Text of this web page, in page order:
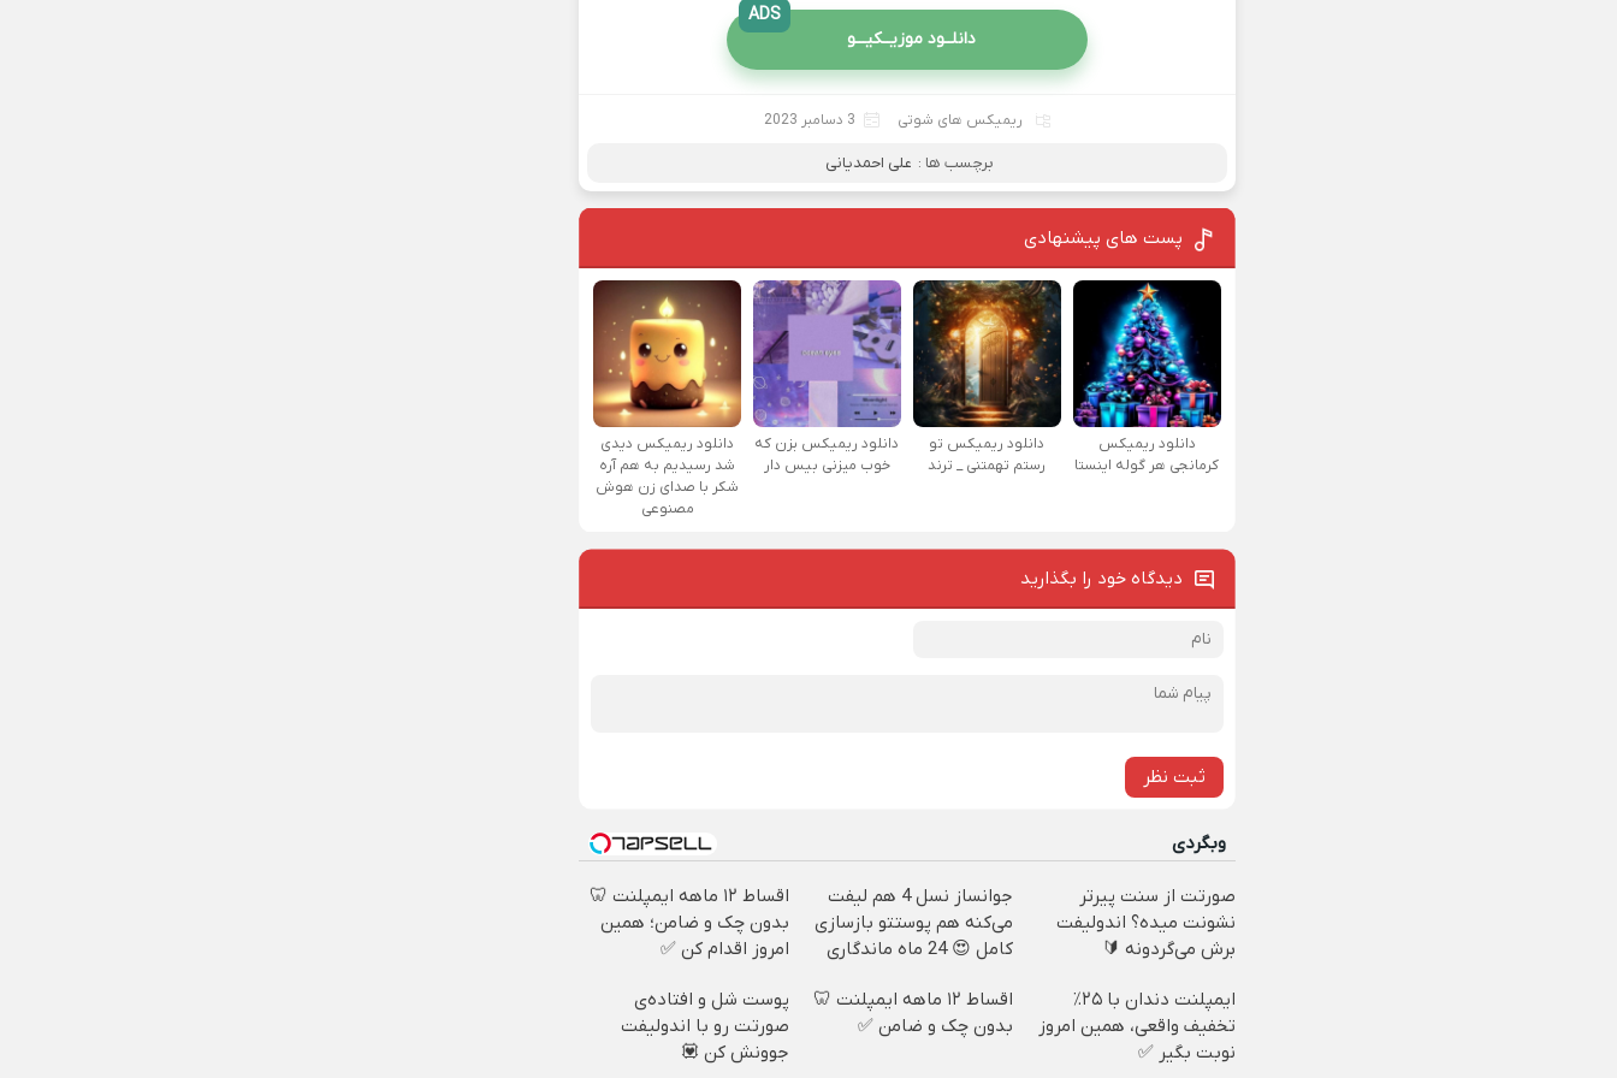
دانلــود موزیــکیـــو
ADS
ریمیکس های شوتی 3 دسامبر 2023
برچسب ها : علی احمدیانی
پست های پیشنهادی
دانلود ریمیکس
کرمانجی هر گوله اینستا
دانلود ریمیکس تو
رستم تهمتنی _ ترند
دانلود ریمیکس بزن که
خوب میزنی بیس دار
دانلود ریمیکس دیدی
شد رسیدیم به هم آره
شکر با صدای زن هوش
مصنوعی
دیدگاه خود را بگذارید
ثبت نظر
وبگردی
صورتت از سنت پیرتر
نشونت میده؟ اندولیفت
برش می‌گردونه 🔰
جوانساز نسل 4 هم لیفت
می‌کنه هم پوستتو بازسازی
کامل 😍 24 ماه ماندگاری
اقساط ۱۲ ماهه ایمپلنت 🦷
بدون چک و ضامن؛ همین
امروز اقدام کن ✅
ایمپلنت دندان با ۲۵٪
تخفیف واقعی، همین امروز
نوبت بگیر ✅
اقساط ۱۲ ماهه ایمپلنت 🦷
بدون چک و ضامن ✅
پوست شل و افتاده‌ی
صورتت رو با اندولیفت
جوونش کن 💟